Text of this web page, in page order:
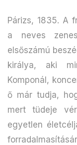
Párizs, 1835. A
a neves
elsőszámú
királya, aki
Komponál,
ő már tudja,
mert tüdeje
egyetlen